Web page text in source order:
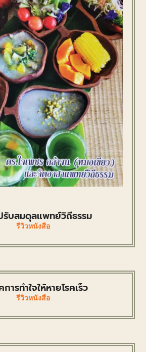
รับสมดุลแพทย์วิถีธรรม
รีวิวหนังสือ
ารทำใจให้หายโรคเร็ว
รีวิวหนังสือ